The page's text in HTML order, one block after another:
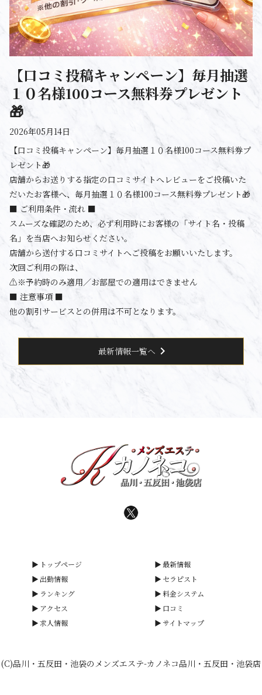
【口コミ投稿キャンペーン】毎月抽選
１０名様100コース無料券プレゼント
🎁
2026年05月14日
【口コミ投稿キャンペーン】毎月抽選１０名様100コース無料券プ
レゼント🎁
店舗からお送りする指定の口コミサイトへレビューをご投稿いた
だいたお客様へ、毎月抽選１０名様100コース無料券プレゼント🎁
■ ご利用条件・流れ ■
スムーズな確認のため、必ず利用時にお客様の「サイト名・投稿
名」を当店へお知らせください。
店舗から送付する口コミサイトへご投稿をお願いいたします。
次回ご利用の際は、
⚠️※予約時のみ適用／お部屋での適用はできません
■ 注意事項 ■
他の割引サービスとの併用は不可となります。
最新情報一覧へ chevron_right
トップページ
最新情報
出勤情報
セラピスト
ランキング
料金システム
アクセス
口コミ
求人情報
サイトマップ
(C)品川・五反田・池袋のメンズエステ-カノネコ品川・五反田・池袋店